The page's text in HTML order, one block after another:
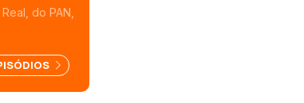
do PAN,